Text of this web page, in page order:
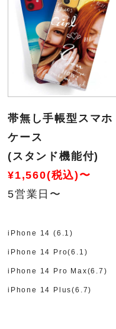
帯無し手帳型スマホ
ケース
(スタンド機能付)
¥1,560(税込)〜
5営業日〜
iPhone 14 (6.1)
iPhone 14 Pro(6.1)
iPhone 14 Pro Max(6.7)
iPhone 14 Plus(6.7)